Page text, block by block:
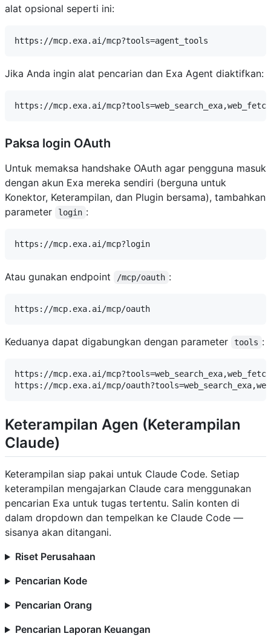
alat opsional seperti ini:
Jika Anda ingin alat pencarian dan Exa Agent diaktifkan:
Paksa login OAuth
Untuk memaksa handshake OAuth agar pengguna masuk
dengan akun Exa mereka sendiri (berguna untuk
Konektor, Keterampilan, dan Plugin bersama), tambahkan
parameter
login :
Atau gunakan endpoint /mcp/oauth :
Keduanya dapat digabungkan dengan parameter tools :
https://mcp.exa.ai/
Keterampilan Agen (Keterampilan
Claude)
Keterampilan siap pakai untuk Claude Code. Setiap
keterampilan mengajarkan Claude cara menggunakan
pencarian Exa untuk tugas tertentu. Salin konten di
dalam dropdown dan tempelkan ke Claude Code —
sisanya akan ditangani.
Riset Perusahaan
Pencarian Kode
Pencarian Orang
Pencarian Laporan Keuangan